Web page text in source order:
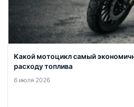
Какой мотоцикл самый
расходу топлива
6 июля 2026